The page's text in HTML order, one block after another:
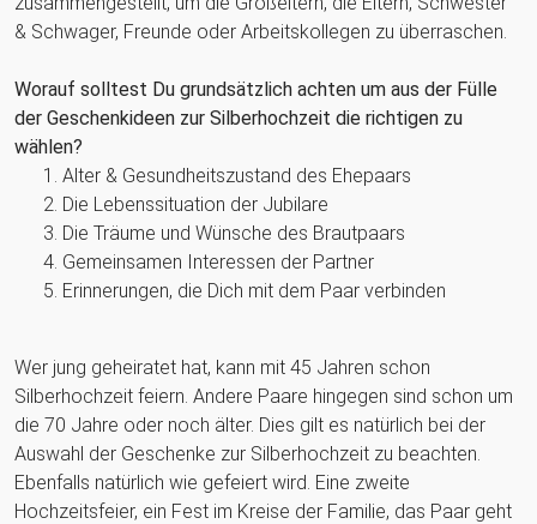
& Schwager, Freunde oder Arbeitskollegen zu überraschen.
Worauf solltest Du grundsätzlich achten um aus der Fülle
der Geschenkideen zur Silberhochzeit die richtigen zu
wählen?
Alter & Gesundheitszustand des Ehepaars
Die Lebenssituation der Jubilare
Die Träume und Wünsche des Brautpaars
Gemeinsamen Interessen der Partner
Erinnerungen, die Dich mit dem Paar verbinden
Wer jung geheiratet hat, kann mit 45 Jahren schon
Silberhochzeit feiern. Andere Paare hingegen sind schon um
die 70 Jahre oder noch älter. Dies gilt es natürlich bei der
Auswahl der Geschenke zur Silberhochzeit zu beachten.
Ebenfalls natürlich wie gefeiert wird. Eine zweite
Hochzeitsfeier, ein Fest im Kreise der Familie, das Paar geht